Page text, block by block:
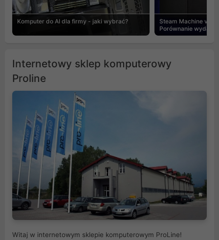
Komputer do AI dla firmy - jaki wybrać?
Steam Machine vs
Porównanie
Internetowy sklep komputerowy
Proline
Witaj w internetowym sklepie komputerowym ProLine!